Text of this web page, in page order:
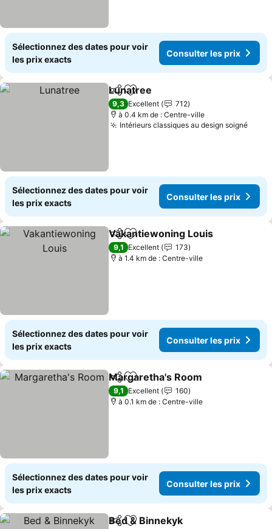
Sélectionnez des dates pour voir
les prix exacts
Consulter les prix
PartagerAjouter à mes favoris
Lunatree
9,3 Excellent
712
à 0.4 km de : Centre-ville
Intérieurs classiques au design soigné
Sélectionnez des dates pour voir
les prix exacts
Consulter les prix
PartagerAjouter à mes favoris
Vakantiewoning Louis
9,1 Excellent
173
à 1.4 km de : Centre-ville
Sélectionnez des dates pour voir
les prix exacts
Consulter les prix
PartagerAjouter à mes favoris
Margaretha's Room
9,1 Excellent
160
à 0.1 km de : Centre-ville
Sélectionnez des dates pour voir
les prix exacts
Consulter les prix
Partager
Bed & Binnekyk